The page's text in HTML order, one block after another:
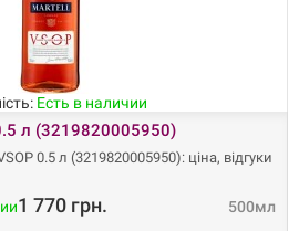
Есть в наличии
л (3219820005950)
0.5 л (3219820005950): ціна, відгуки
500мл
1 770 грн.